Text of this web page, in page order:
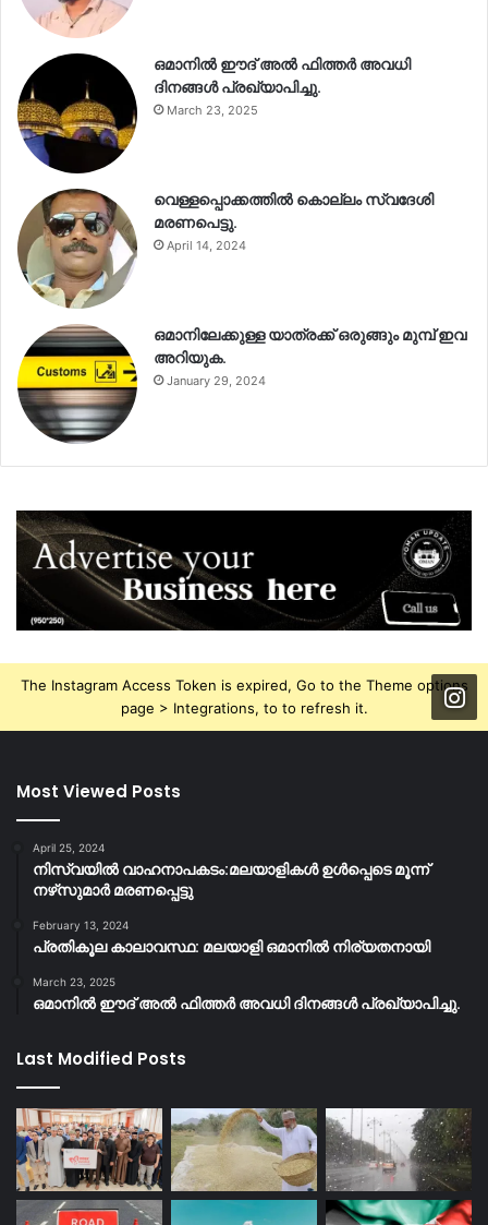
ഒമാനിൽ ഈദ് അൽ ഫിത്തർ അവധി
ദിനങ്ങൾ പ്രഖ്യാപിച്ചു.
March 23, 2025
വെള്ളപ്പൊക്കത്തിൽ കൊല്ലം സ്വദേശി
മരണപെട്ടു.
April 14, 2024
ഒമാനിലേക്കുള്ള യാത്രക്ക് ഒരുങ്ങും മുമ്പ് ഇവ
അറിയുക.
January 29, 2024
The Instagram Access Token is expired, Go to the Theme options
page > Integrations, to to refresh it.
Most Viewed Posts
April 25, 2024
നിസ്‌വയിൽ വാഹനാപകടം:മലയാളികള്‍ ഉള്‍പ്പെടെ മൂന്ന്
നഴ്‌സുമാര്‍ മരണപ്പെട്ടു
February 13, 2024
പ്രതികൂല കാലാവസ്ഥ: മലയാളി ഒമാനിൽ നിര്യതനായി
March 23, 2025
ഒമാനിൽ ഈദ് അൽ ഫിത്തർ അവധി ദിനങ്ങൾ പ്രഖ്യാപിച്ചു.
Last Modified Posts